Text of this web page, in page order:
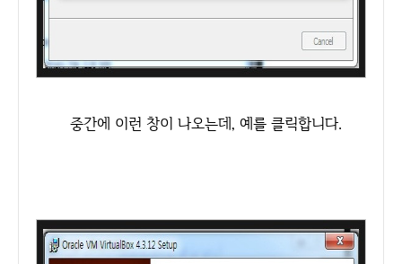
중간에 이런 창이 나오는데, 예를 클릭합니다.